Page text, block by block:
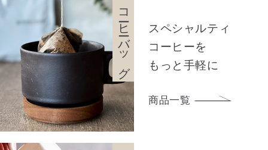
コーヒーバッグ
スペシャルティ
コーヒーを
もっと手軽に
商品一覧